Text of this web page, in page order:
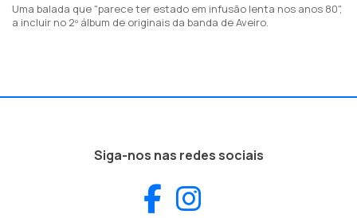
Uma balada que "parece ter estado em infusão lenta nos anos 80",
a incluir no 2º álbum de originais da banda de Aveiro.
Siga-nos nas redes sociais
Facebook